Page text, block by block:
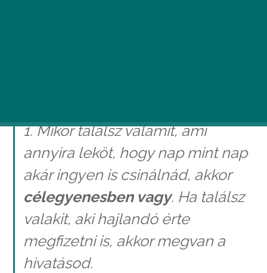
1. Mikor találsz valamit, ami
annyira leköt, hogy nap mint nap
akár ingyen is csinálnád, akkor
célegyenesben vagy. Ha találsz
valakit, aki hajlandó érte
megfizetni is, akkor megvan a
hivatásod.